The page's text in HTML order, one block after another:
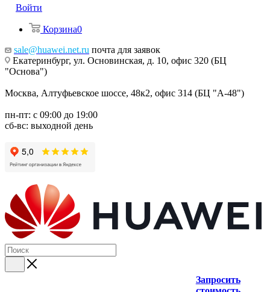
Войти
Корзина0
sale@huawei.net.ru почта для заявок
Екатеринбург, ул. Основинская, д. 10, офис 320 (БЦ
"Основа")
Москва, Алтуфьевское шоссе, 48к2, офис 314 (БЦ "А-48")
пн-пт: с 09:00 до 19:00
сб-вс: выходной день
Запросить